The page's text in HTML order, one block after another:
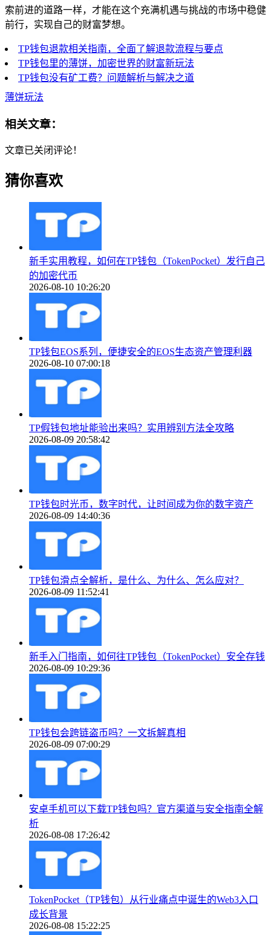
索前进的道路一样，才能在这个充满机遇与挑战的市场中稳健
前行，实现自己的财富梦想。
TP钱包退款相关指南，全面了解退款流程与要点
TP钱包里的薄饼，加密世界的财富新玩法
TP钱包没有矿工费？问题解析与解决之道
薄饼玩法
相关文章：
文章已关闭评论！
猜你喜欢
新手实用教程，如何在TP钱包（TokenPocket）发行自己
的加密代币
2026-08-10 10:26:20
TP钱包EOS系列，便捷安全的EOS生态资产管理利器
2026-08-10 07:00:18
TP假钱包地址能验出来吗？实用辨别方法全攻略
2026-08-09 20:58:42
TP钱包时光币，数字时代，让时间成为你的数字资产
2026-08-09 14:40:36
TP钱包滑点全解析，是什么、为什么、怎么应对？
2026-08-09 11:52:41
新手入门指南，如何往TP钱包（TokenPocket）安全存钱
2026-08-09 10:29:36
TP钱包会跨链盗币吗？一文拆解真相
2026-08-09 07:00:29
安卓手机可以下载TP钱包吗？官方渠道与安全指南全解
析
2026-08-08 17:26:42
TokenPocket（TP钱包）从行业痛点中诞生的Web3入口
成长背景
2026-08-08 15:22:25